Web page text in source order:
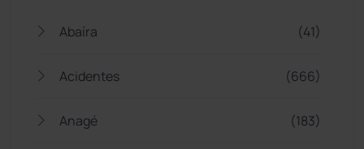
Abaíra (41)
Acidentes (666)
Anagé (183)